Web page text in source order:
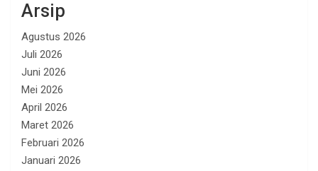
Arsip
Agustus 2026
Juli 2026
Juni 2026
Mei 2026
April 2026
Maret 2026
Februari 2026
Januari 2026